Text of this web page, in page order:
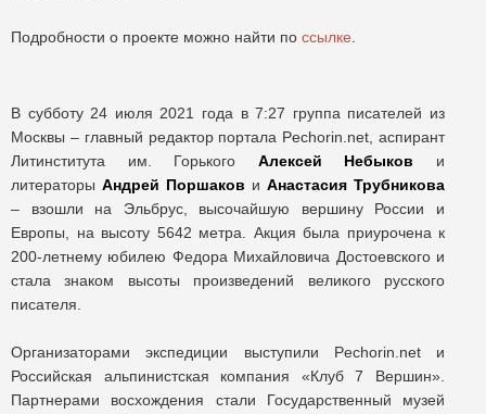
Подробности о проекте можно найти по ссылке
В субботу 24 июля 2021 года в 7:27 группа писателей из
Москвы – главный редактор портала Pechorin.net, аспирант
Литинститута им. Горького Алексей Небыков и
литераторы Андрей Поршаков и Анастасия Трубникова
– взошли на Эльбрус, высочайшую вершину России и
Европы, на высоту 5642 метра. Акция была приурочена к
200-летнему юбилею Федора Михайловича Достоевского и
стала знаком высоты произведений великого русского
писателя.
Организаторами экспедиции выступили Pechorin.net и
Российская альпинистская компания «Клуб 7 Вершин».
Партнерами восхождения стали Государственный музей